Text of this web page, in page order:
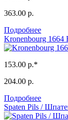
363.00 р.
Подробнее
Kronenbourg 1664
153.00 р.*
204.00 р.
Подробнее
Spaten Pils /